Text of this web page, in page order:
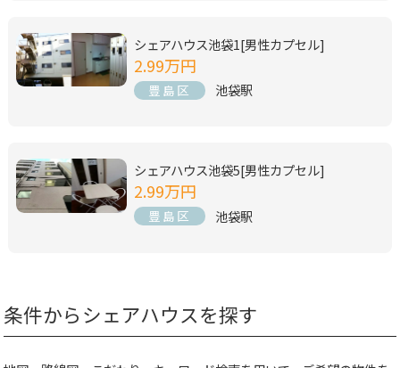
シェアハウス池袋1[男性カプセル]
2.99万円
豊島区 池袋駅
シェアハウス池袋5[男性カプセル]
2.99万円
豊島区 池袋駅
条件からシェアハウスを探す